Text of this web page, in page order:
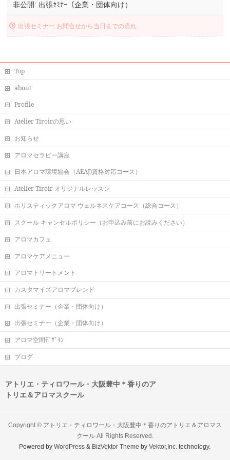
非公開: 出張ｾﾐﾅｰ（企業・団体向け）
出張セミナー お問合せから当日までの流れ
Top
about
Profile
Atelier Tiroirの思い
お知らせ
アロマセラピー講座
日本アロマ環境協会（AEAJ)資格対応コース）
Atelier Tiroir オリジナルレッスン
ホリスティックアロマ ウェルネスケアコース（総合コース）
スクール キャンセルポリシー（お申込み前にお読みください）
アロマカフェ
アロマケアメニュー
アロマトリートメント
カスタマイズアロマブレンド
出張セミナー（企業・団体向け）
出張セミナー（企業・団体向け）
アロマ空間ﾃﾞｻﾞｲﾝ
ブログ
アトリエ・ティロワール・大阪豊中＊香りのア
トリエ＆アロマスクール
Copyright © アトリエ・ティロワール・大阪豊中＊香りのアトリエ＆アロマス
クールAll Rights Reserved.
Powered byWordPress & BizVektor Theme byVektor,Inc. technology.